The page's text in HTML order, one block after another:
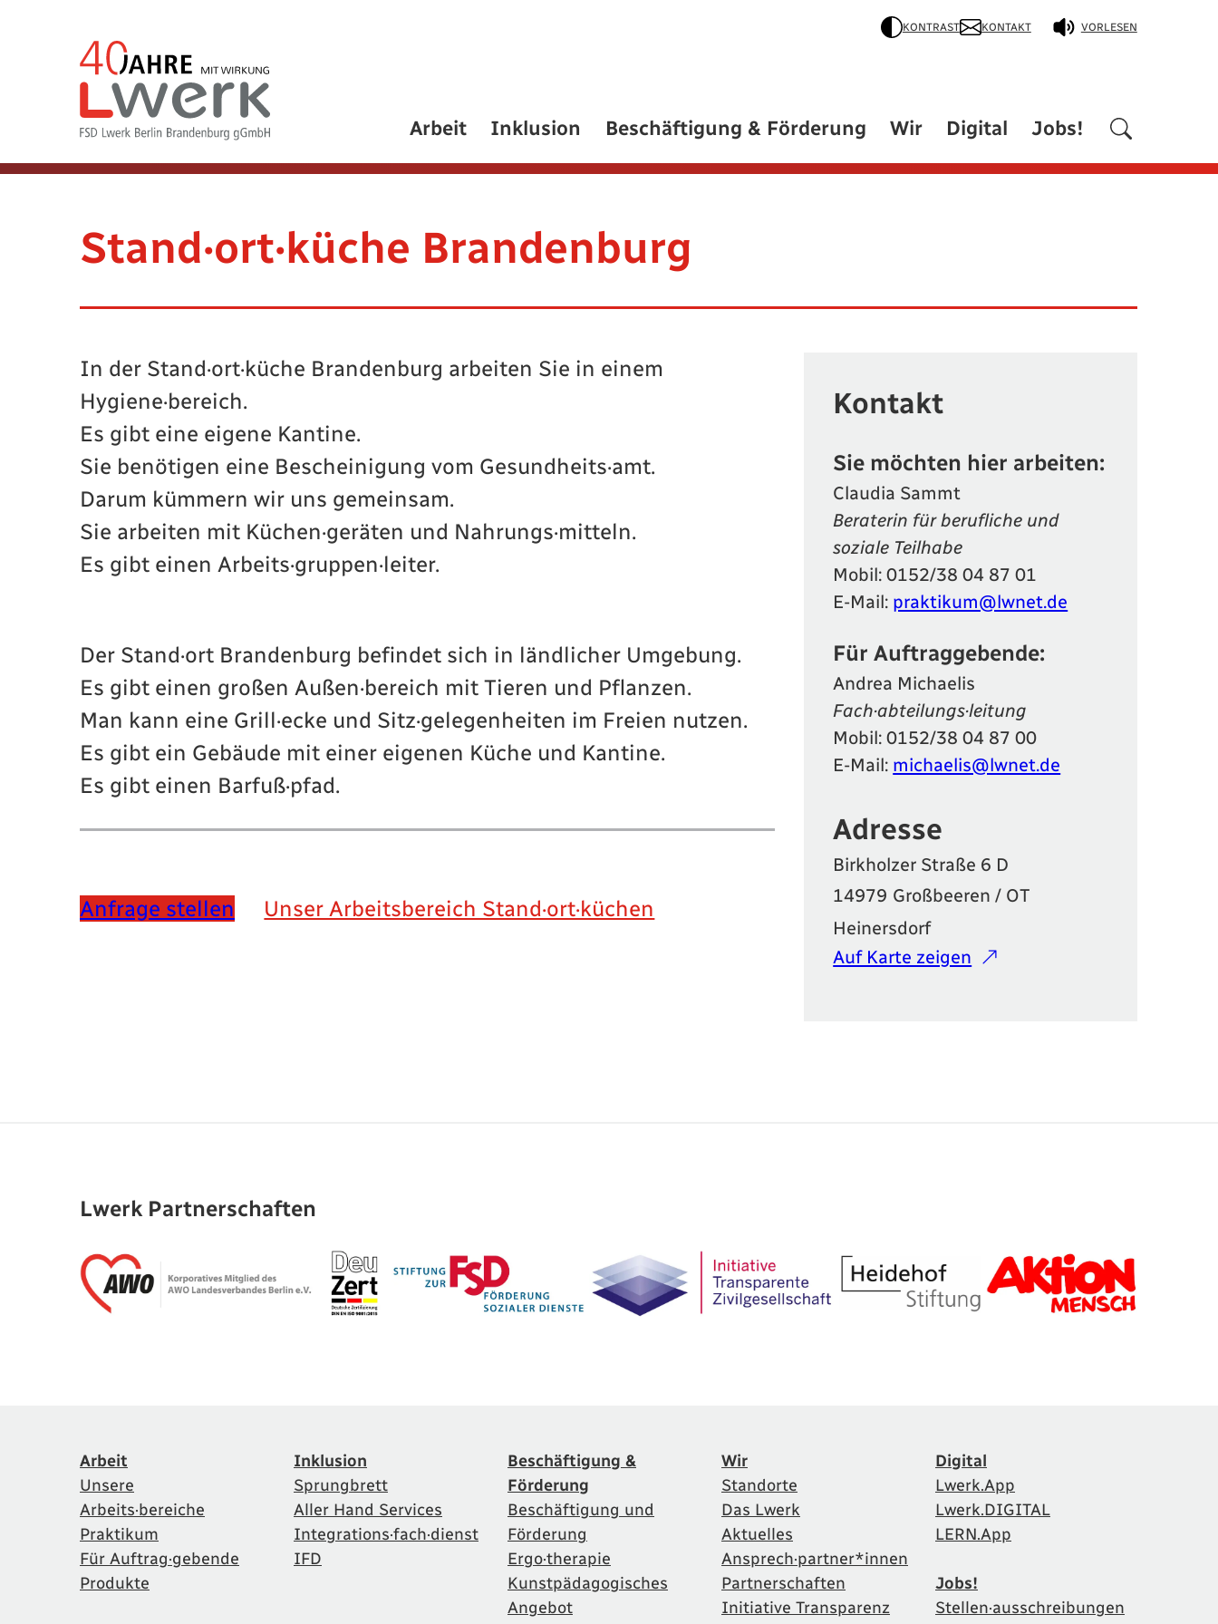
VORLESEN
KONTRAST KONTAKT
Arbeit Inklusion Beschäftigung & Förderung Wir Digital Jobs!
Stand·ort·küche Brandenburg
In der Stand·ort·küche Brandenburg arbeiten Sie in einem
Hygiene·bereich.
Es gibt eine eigene Kantine.
Sie benötigen eine Bescheinigung vom Gesundheits·amt.
Darum kümmern wir uns gemeinsam.
Sie arbeiten mit Küchen·geräten und Nahrungs·mitteln.
Es gibt einen Arbeits·gruppen·leiter.
Der Stand·ort Brandenburg befindet sich in ländlicher Umgebung.
Es gibt einen großen Außen·bereich mit Tieren und Pflanzen.
Man kann eine Grill·ecke und Sitz·gelegenheiten im Freien nutzen.
Es gibt ein Gebäude mit einer eigenen Küche und Kantine.
Es gibt einen Barfuß·pfad.
Anfrage stellen Unser Arbeitsbereich Stand·ort·küchen
Kontakt
Sie möchten hier arbeiten:
Claudia Sammt
Beraterin für berufliche und
soziale Teilhabe
Mobil:0152/38 04 87 01
E-Mail: praktikum@lwnet.de
Für Auftraggebende:
Andrea Michaelis
Fach·abteilungs·leitung
Mobil:0152/38 04 87 00
E-Mail: michaelis@lwnet.de
Adresse
Birkholzer Straße 6 D
14979 Großbeeren / OT
Heinersdorf
Auf Karte zeigen
Lwerk Partnerschaften
Arbeit
Unsere
Arbeits·bereiche
Praktikum
Für Auftrag·gebende
Produkte
Inklusion
Sprungbrett
Aller Hand Services
Integrations·fach·dienst
IFD
Beschäftigung &
Förderung
Beschäftigung und
Förderung
Ergo·therapie
Kunstpädagogisches
Angebot
Wir
Standorte
Das Lwerk
Aktuelles
Ansprech·partner*innen
Partnerschaften
Initiative Transparenz
Digital
Lwerk.App
Lwerk.DIGITAL
LERN.App
Jobs!
Stellen·ausschreibungen